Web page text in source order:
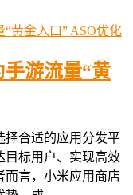
ASO优化
游流量“黄
择合适的应用分发平
目标用户、实现高效
而言，小米应用商店